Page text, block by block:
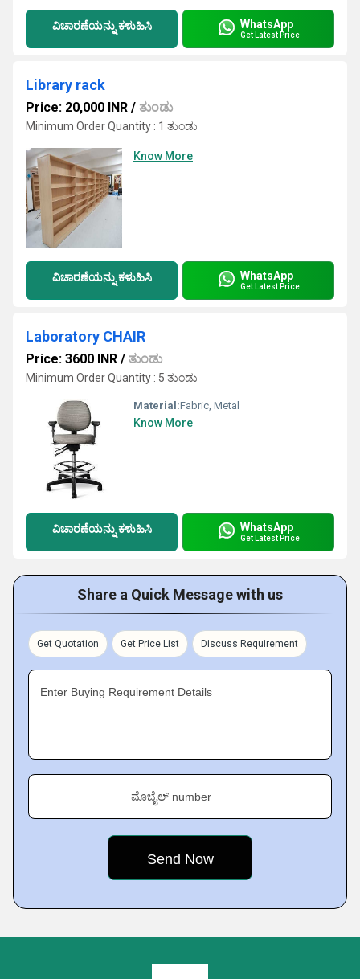
ವಿಚಾರಣೆಯನ್ನು ಕಳುಹಿಸಿ WhatsApp
Get Latest Price
Library rack
Price: 20,000 INR / ತುಂಡು
Minimum Order Quantity : 1 ತುಂಡು
Know More
ವಿಚಾರಣೆಯನ್ನು ಕಳುಹಿಸಿ WhatsApp
Get Latest Price
Laboratory CHAIR
Price: 3600 INR / ತುಂಡು
Minimum Order Quantity : 5 ತುಂಡು
Material:Fabric, Metal
Know More
ವಿಚಾರಣೆಯನ್ನು ಕಳುಹಿಸಿ WhatsApp
Get Latest Price
Share a Quick Message with us
Get Quotation Get Price List Discuss Requirement
Enter Buying Requirement Details
ಮೊಬೈಲ್ number